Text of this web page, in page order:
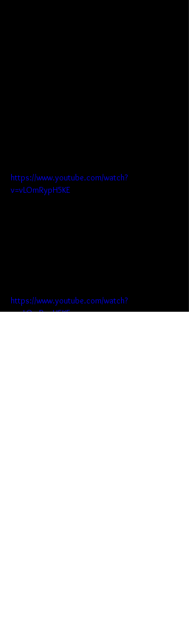
https://www.youtube.com/watch?
v=vLOmRypH5KE
https://www.youtube.com/watch?
v=vLOmRypH5KE